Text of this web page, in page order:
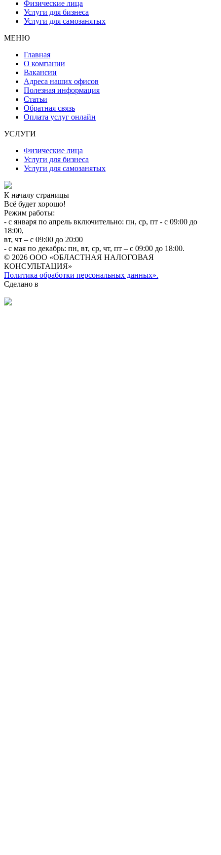
Физические лица
Услуги для бизнеса
Услуги для самозанятых
МЕНЮ
Главная
О компании
Вакансии
Адреса наших офисов
Полезная информация
Статьи
Обратная связь
Оплата услуг онлайн
УСЛУГИ
Физические лица
Услуги для бизнеса
Услуги для самозанятых
К началу страницы
Всё будет хорошо!
Режим работы:
- с января по апрель включительно: пн, ср, пт - с 09:00 до
18:00,
вт, чт – с 09:00 до 20:00
- с мая по декабрь: пн, вт, ср, чт, пт – с 09:00 до 18:00.
© 2026 ООО «ОБЛАСТНАЯ НАЛОГОВАЯ
КОНСУЛЬТАЦИЯ»
Политика обработки персональных данных».
Сделано в